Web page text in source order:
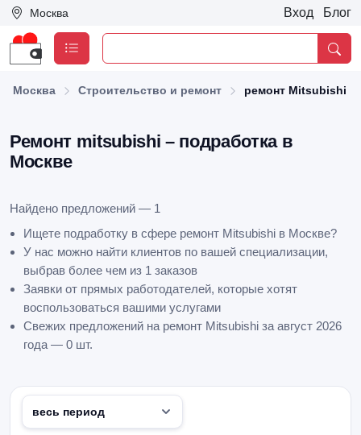
Москва Вход Блог
Москва Строительство и ремонт ремонт Mitsubishi
Ремонт mitsubishi – подработка в
Москве
Найдено предложений — 1
Ищете подработку в сфере ремонт Mitsubishi в Москве?
У нас можно найти клиентов по вашей специализации,
выбрав более чем из 1 заказов
Заявки от прямых работодателей, которые хотят
воспользоваться вашими услугами
Свежих предложений на ремонт Mitsubishi за август 2026
года — 0 шт.